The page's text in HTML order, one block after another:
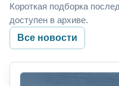
Короткая подборка
доступен в архиве.
Все новости